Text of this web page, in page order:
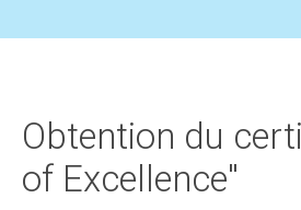
Obtention du
of Excellence"